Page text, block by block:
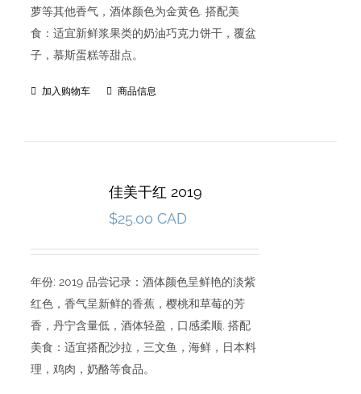
萝等其他香气，酒体颜色为金黄色. 搭配美
食：适宜新鲜浆果类的奶油巧克力饼干，覆盆
子，慕斯蛋糕等甜点。
加入购物车 商品信息
佳美干红 2019
$25.00 CAD
年份: 2019 品尝记录：酒体颜色呈鲜艳的淡紫
红色，香气呈新鲜的香蕉，樱桃和草莓的芳
香，丹宁含量低，酒体轻盈，口感柔顺. 搭配
美食：适宜搭配沙拉，三文鱼，海鲜，日本料
理，鸡肉，奶酪等食品。